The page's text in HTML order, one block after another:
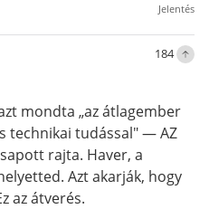
Jelentés
184
mondta „az átlagember
technikai tudással" — AZ
rajta. Haver, a
Azt akarják, hogy
az átverés.